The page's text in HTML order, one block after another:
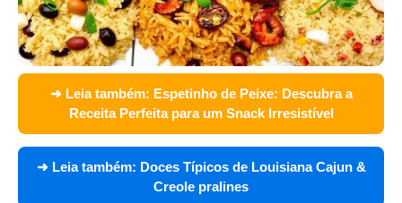
➜ Leia também: Espetinho de Peixe: Descubra a
Receita Perfeita para um Snack Irresistível
➜ Leia também: Doces Típicos de Louisiana Cajun &
Creole pralines